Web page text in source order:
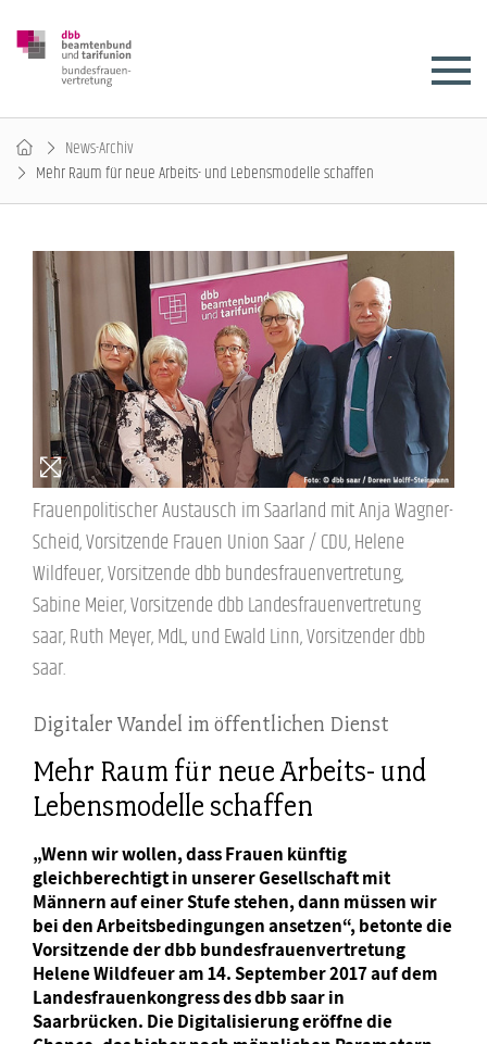
News-Archiv
Mehr Raum für neue Arbeits- und Lebensmodelle schaffen
Frauenpolitischer Austausch im Saarland mit Anja Wagner-
Scheid, Vorsitzende Frauen Union Saar / CDU, Helene
Wildfeuer, Vorsitzende dbb bundesfrauenvertretung,
Sabine Meier, Vorsitzende dbb Landesfrauenvertretung
saar, Ruth Meyer, MdL, und Ewald Linn, Vorsitzender dbb
saar.
Digitaler Wandel im öffentlichen Dienst
Mehr Raum für neue Arbeits- und
Lebensmodelle schaffen
„Wenn wir wollen, dass Frauen künftig
gleichberechtigt in unserer Gesellschaft mit
Männern auf einer Stufe stehen, dann müssen wir
bei den Arbeitsbedingungen ansetzen“, betonte die
Vorsitzende der dbb bundesfrauenvertretung
Helene Wildfeuer am 14. September 2017 auf dem
Landesfrauenkongress des dbb saar in
Saarbrücken. Die Digitalisierung eröffne die